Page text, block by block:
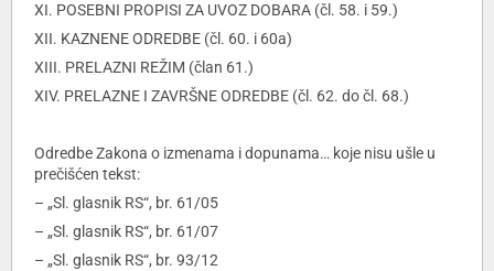
XI. POSEBNI PROPISI ZA UVOZ DOBARA (čl. 58. i 59.)
XII. KAZNENE ODREDBE (čl. 60. i 60a)
XIII. PRELAZNI REŽIM (član 61.)
XIV. PRELAZNE I ZAVRŠNE ODREDBE (čl. 62. do čl. 68.)
Odredbe Zakona o izmenama i dopunama… koje nisu ušle u
prečišćen tekst:
– „Sl. glasnik RS“, br. 61/05
– „Sl. glasnik RS“, br. 61/07
– „Sl. glasnik RS“, br. 93/12